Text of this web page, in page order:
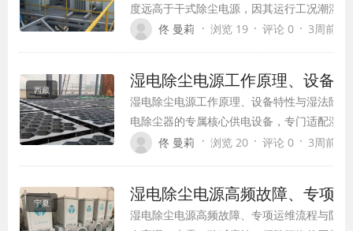
度远高于干式除尘电源，因其运行工况潮湿
度直接决定设备能否稳定运行、达标排放。
佟 曼莉 · 浏览 19 · 评论 0 · 3周前
西藏 湿电除尘电源工作原理、设备
湿电除尘电源工作原理、设备特性与湿法除
电除尘器的专属核心供电设备，专门适配湿
雾气的特殊工况，主要应用于火电脱硫后、
佟 曼莉 · 浏览 20 · 评论 0 · 3周前
宁夏 湿电除尘电源高频故障、专项
湿电除尘电源高频故障、专项运维流程与防